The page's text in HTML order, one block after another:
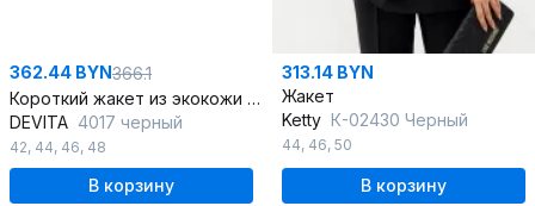
362.44 BYN366.1
Короткий жакет из экокожи с металлическими пуговицами
DEVITA 4017 черный
42, 44, 46, 48
В корзину
313.14 BYN
Жакет
Ketty К-02430 Черный
44, 46, 50
В корзину